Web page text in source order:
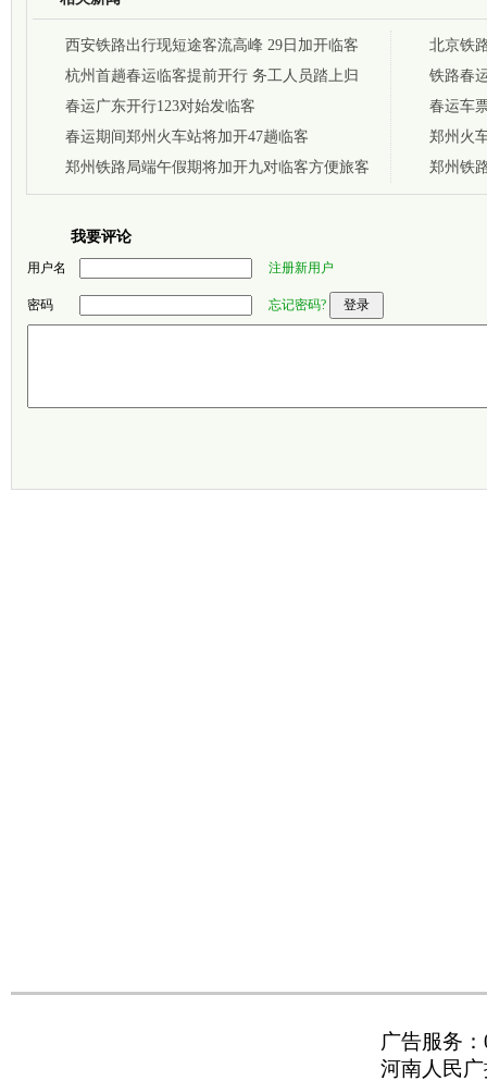
西安铁路出行现短途客流高峰 29日加开临客
27列
杭州首趟春运临客提前开行 务工人员踏上归
乡路
春运广东开行123对始发临客
春运期间郑州火车站将加开47趟临客
郑州铁路局端午假期将加开九对临客方便旅客
出行
北京铁
向有余
铁路春
春运车
郑州火
郑州铁
我要评论
用户名 注册新用户
密码 忘记密码?
广告服务
河南人民